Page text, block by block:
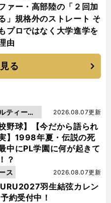
ァー・高部陸の「２回加
」規格外のストレート そ
プロではなく大学進学を
由
る
校野球】【今だから語られ
】1998年夏・伝説の死
中にPL学園に何が起きて
？
2026.08.07更新
ティーバ
羽生結弦カレン
約受付中！
2026.08.07更新
ス